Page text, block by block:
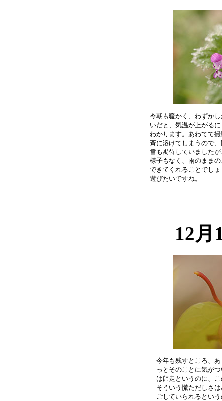
今朝も暖かく、わずか
いだと、気温が上がる
わかります。あわてて
斉に溶けてしまうので
雪も期待していました
様子もなく、雨のまま
できてくれることでし
12月
今年も残すところ、
っとそのことに気が
は師走というのに、
そういう慌ただしさ
ごしていられるとい